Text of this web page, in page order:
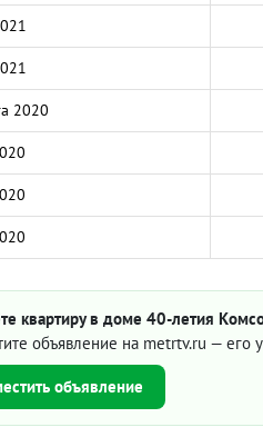
2020
квартиру в доме 40-летия
объявление на metrtv.ru —
объявление